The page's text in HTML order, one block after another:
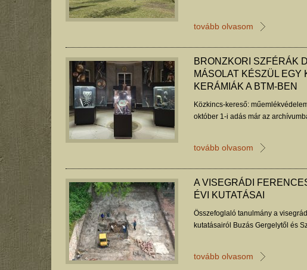
tovább olvasom
BRONZKORI SZFÉRÁK
MÁSOLAT KÉSZÜL EGY
KERÁMIÁK A BTM-BEN
Közkincs-kereső:
október 1-i adás már az
tovább olvasom
A VISEGRÁDI
ÉVI KUTATÁSAI
Összefoglaló tanulmány a
kutatásairól Buzás Gergelytől és
tovább olvasom